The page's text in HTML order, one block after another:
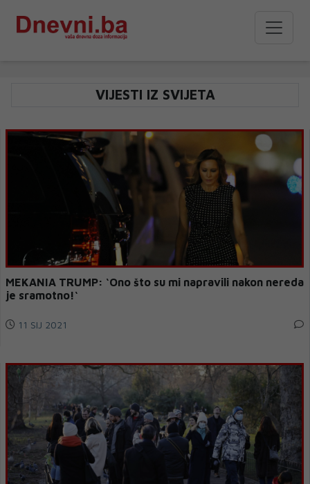
VIJESTI IZ SVIJETA
MEKANIA TRUMP: ‘Ono što su mi napravili nakon nereda
je sramotno!‘
11 SIJ 2021